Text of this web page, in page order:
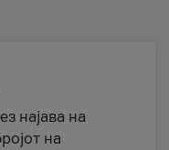
најава на
на